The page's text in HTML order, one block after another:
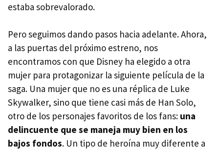
estaba sobrevalorado.
Pero seguimos dando pasos hacia adelante. Ahora,
a las puertas del próximo estreno, nos
encontramos con que Disney ha elegido a otra
mujer para protagonizar la siguiente película de la
saga. Una mujer que no es una réplica de Luke
Skywalker, sino que tiene casi más de Han Solo,
otro de los personajes favoritos de los fans: una
delincuente que se maneja muy bien en los
bajos fondos. Un tipo de heroína muy diferente a